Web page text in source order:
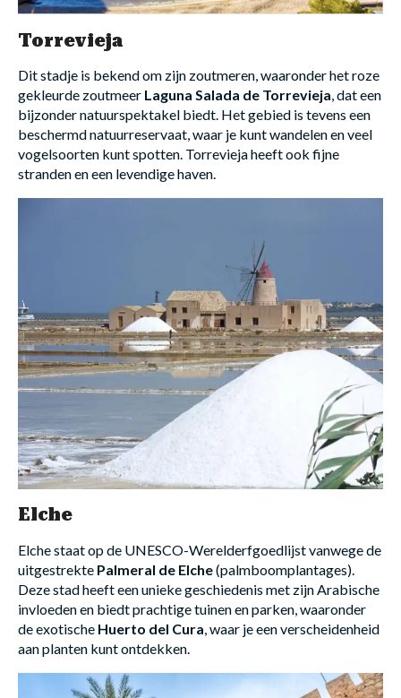
Torrevieja
Dit stadje is bekend om zijn zoutmeren, waaronder het roze
gekleurde zoutmeer Laguna Salada de Torrevieja, dat een
bijzonder natuurspektakel biedt. Het gebied is tevens een
beschermd natuurreservaat, waar je kunt wandelen en veel
vogelsoorten kunt spotten. Torrevieja heeft ook fijne
stranden en een levendige haven.
Elche
Elche staat op de UNESCO-Werelderfgoedlijst vanwege de
uitgestrekte Palmeral de Elche(palmboomplantages).
Deze stad heeft een unieke geschiedenis met zijn Arabische
invloeden en biedt prachtige tuinen en parken, waaronder
de exotische Huerto del Cura , waar je een verscheidenheid
aan planten kunt ontdekken.